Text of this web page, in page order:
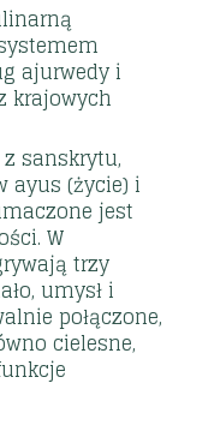
ajurwedy i
krajowych
z sanskrytu,
ayus (życie) i
jest
W
trzy
umysł i
połączone,
cielesne,